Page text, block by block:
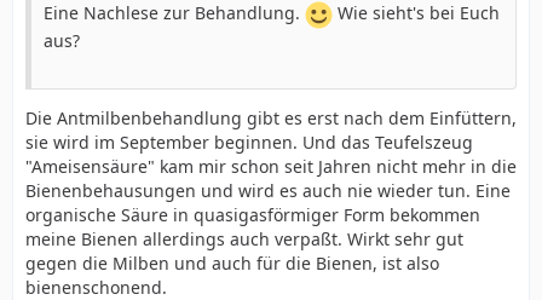
Eine Nachlese zur Behandlung.
Wie sieht's bei Euch
aus?
Die Antmilbenbehandlung gibt es erst nach dem Einfüttern,
sie wird im September beginnen. Und das Teufelszeug
"Ameisensäure" kam mir schon seit Jahren nicht mehr in die
Bienenbehausungen und wird es auch nie wieder tun. Eine
organische Säure in quasigasförmiger Form bekommen
meine Bienen allerdings auch verpaßt. Wirkt sehr gut
gegen die Milben und auch für die Bienen, ist also
bienenschonend.